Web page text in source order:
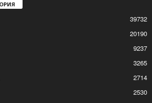
39732
20190
9237
3265
2714
2530